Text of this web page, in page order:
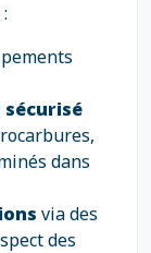
dans
via des
des